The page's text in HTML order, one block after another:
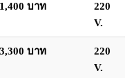
บาท
220
V.
บาท
220
V.